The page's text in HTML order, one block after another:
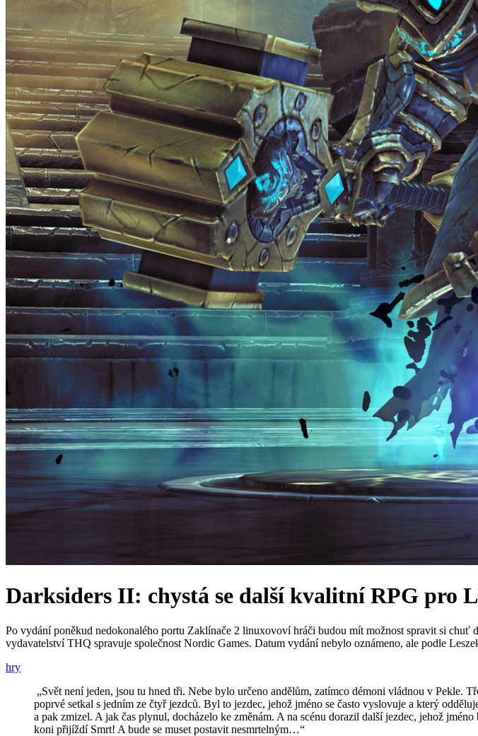
Darksiders II: chystá se další kvalitní RPG pro
Po vydání poněkud nedokonalého portu Zaklínače 2 linuxovoví hráči budou mít možnost spravit si
vydavatelství THQ spravuje společnost Nordic Games. Datum vydání nebylo oznámeno, ale podle
hry
„Svět není jeden, jsou tu hned tři. Nebe bylo určeno andělům, zatímco démoni vládnou v Pekle.
poprvé setkal s jedním ze čtyř jezdců. Byl to jezdec, jehož jméno se často vyslovuje a který
a pak zmizel. A jak čas plynul, docházelo ke změnám. A na scénu dorazil další jezdec, jehož
koni přijíždí Smrt! A bude se muset postavit nesmrtelným…“